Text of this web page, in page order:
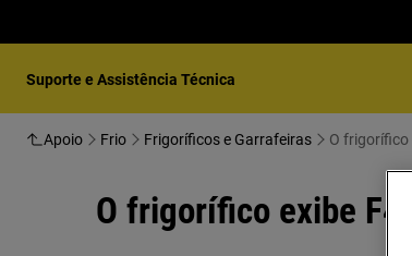
Suporte e Assistência Técnica
Apoio Frio Frigoríficos e Garrafeiras O frigorífico
O frigorífico exibe F4